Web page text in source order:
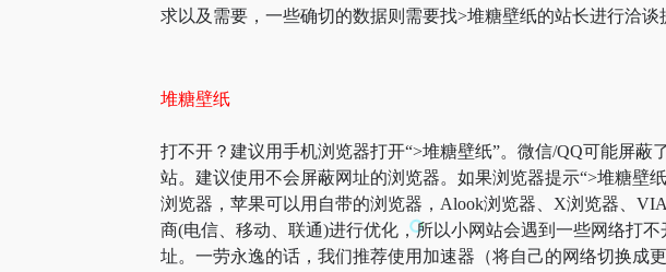
求以及需要，一些确切的数据则需要找>堆糖壁纸的站长进行洽谈
堆糖壁纸
打不开？建议用手机浏览器打开“>堆糖壁纸”。微信/QQ可能屏
站。建议使用不会屏蔽网址的浏览器。如果浏览器提示“>堆糖壁
浏览器，苹果可以用自带的浏览器，Alook浏览器、X浏览器、
商(电信、移动、联通)进行优化，所以小网站会遇到一些网络打
址。一劳永逸的话，我们推荐使用加速器（将自己的网络切换成